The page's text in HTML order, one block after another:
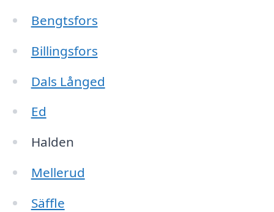
Bengtsfors
Billingsfors
Dals Långed
Ed
Halden
Mellerud
Säffle